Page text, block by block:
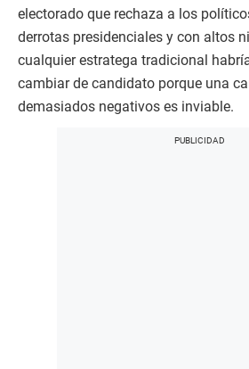
electorado que rechaza a los
derrotas presidenciales y con altos
cualquier estratega tradicional
cambiar de candidato porque una
demasiados negativos es inviable.